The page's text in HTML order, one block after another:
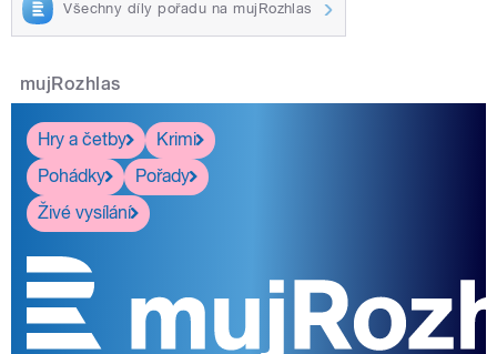
Všechny díly pořadu na mujRozhlas
mujRozhlas
Hry a četby
Krimi
Pohádky
Pořady
Živé vysílání